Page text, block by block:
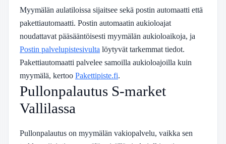
Myymälän aulatiloissa sijaitsee sekä postin automaatti että
pakettiautomaatti. Postin automaatin aukioloajat
noudattavat pääsääntöisesti myymälän aukioloaikoja, ja
Postin palvelupistesivulta löytyvät tarkemmat tiedot.
Pakettiautomaatti palvelee samoilla aukioloajoilla kuin
myymälä, kertoo Pakettipiste.fi.
Pullonpalautus S-market
Vallilassa
Pullonpalautus on myymälän vakiopalvelu, vaikka sen